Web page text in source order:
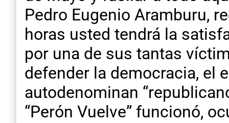
Pedro Eugenio Aramburu,
horas usted tendrá la
por una de sus tantas
defender la democracia, el
autodenominan
“Perón Vuelve” funcionó,